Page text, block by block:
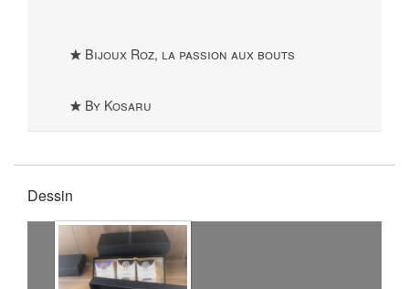
Bijoux Roz, la passion aux bouts
By Kosaru
Dessin